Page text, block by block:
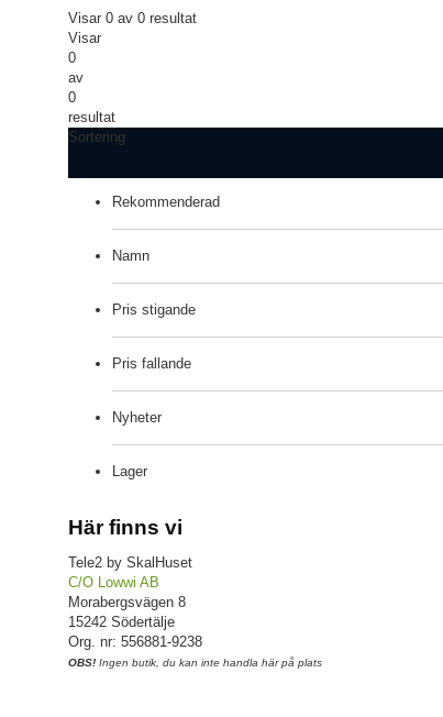
Visar 0 av 0 resultat
Visar
0
av
0
resultat
Sortering
Rekommenderad
Namn
Pris stigande
Pris fallande
Nyheter
Lager
Här finns vi
Tele2 by SkalHuset
C/O Lowwi AB
Morabergsvägen 8
15242 Södertälje
Org. nr: 556881-9238
OBS! Ingen butik, du kan inte handla här på plats